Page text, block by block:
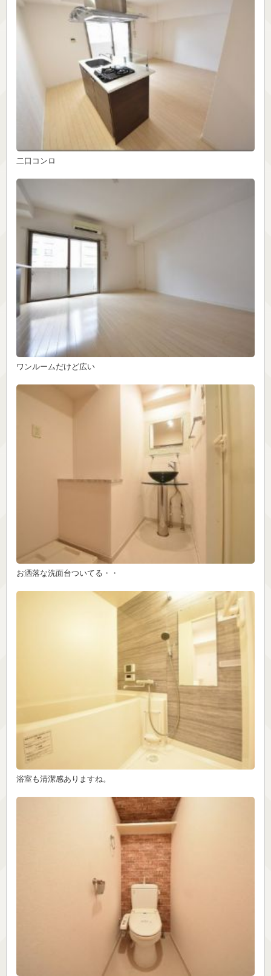
二口コンロ
ワンルームだけど広い
お洒落な洗面台ついてる・・
浴室も清潔感ありますね。